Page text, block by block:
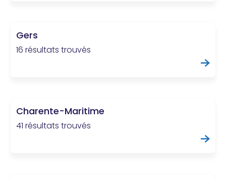
Gers
16 résultats trouvés
Charente-Maritime
41 résultats trouvés